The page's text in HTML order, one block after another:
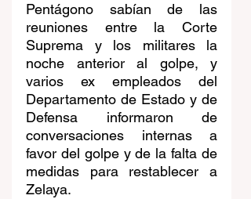
Pentágono sabían de las
reuniones entre la Corte
Suprema y los militares la
noche anterior al golpe, y
varios ex empleados del
Departamento de Estado y de
Defensa informaron de
conversaciones internas a
favor del golpe y de la falta de
medidas para restablecer a
Zelaya.